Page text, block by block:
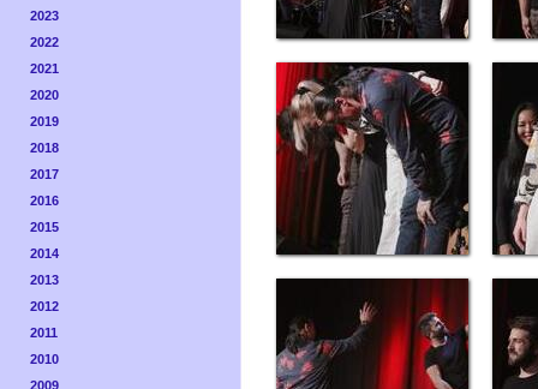
2023
2022
2021
2020
2019
2018
2017
2016
2015
2014
2013
2012
2011
2010
2009